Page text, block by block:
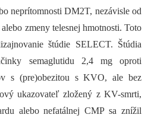
neprítomnosti DM2T, nezávisle od
zmeny telesnej hmotnosti. Toto
štúdie SELECT. Štúdia
semaglutidu 2,4 mg oproti
s (pre)obezitou s KVO, ale bez
ukazovateľ zložený z KV-smrti,
alebo nefatálnej CMP sa znížil